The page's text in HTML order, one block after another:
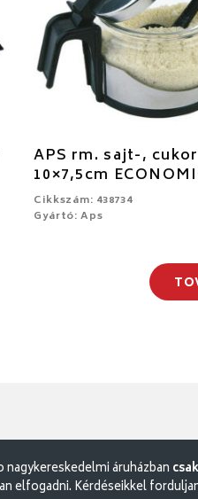
APS rm. sajt-,
10×7,5cm
Cikkszám: 438734
Gyártó: Aps
áruházban
elfogadni. Kérdéseikkel